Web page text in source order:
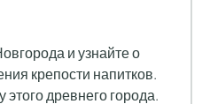
и узнайте о
крепости напитков.
древнего города.